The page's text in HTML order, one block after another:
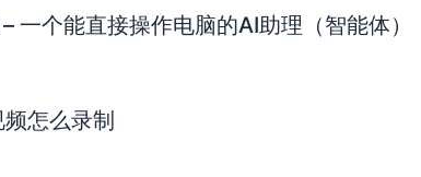
一个能直接操作电脑的AI助理（智能体）
怎么录制